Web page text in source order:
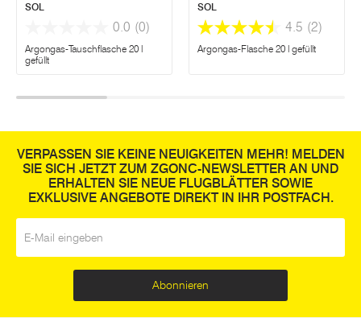
SOL
0.0 (0)
Argongas-Tauschflasche 20 l
gefüllt
SOL
4.5 (2)
Argongas-Flasche 20 l gefüllt
VERPASSEN SIE KEINE NEUIGKEITEN MEHR! MELDEN
SIE SICH JETZT ZUM ZGONC-NEWSLETTER AN UND
ERHALTEN SIE NEUE FLUGBLÄTTER SOWIE
EXKLUSIVE ANGEBOTE DIREKT IN IHR POSTFACH.
Abonnieren